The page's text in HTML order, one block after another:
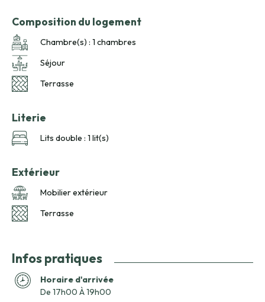
Composition du logement
Chambre(s) : 1 chambres
Séjour
Terrasse
Literie
Lits double : 1 lit(s)
Extérieur
Mobilier extérieur
Terrasse
Infos pratiques
Horaire d'arrivée
De 17h00 À 19h00